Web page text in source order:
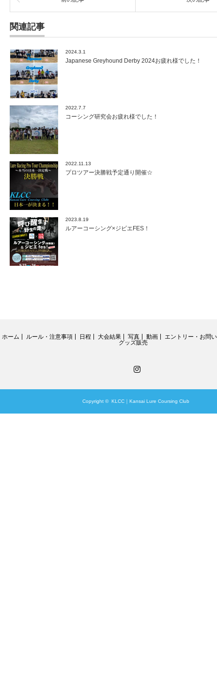
関連記事
2024.3.1
Japanese Greyhound Derby 2024お疲れ様でした！
2022.7.7
コーシング研究会お疲れ様でした！
2022.11.13
プロツアー決勝戦予定通り開催☆
2023.8.19
ルアーコーシング×ジビエFES！
ホーム ルール・注意事項 日程 大会結果 写真 動画
エントリー・お問
グッズ販売
Copyright © KLCC｜Kansai Lure Coursing Club